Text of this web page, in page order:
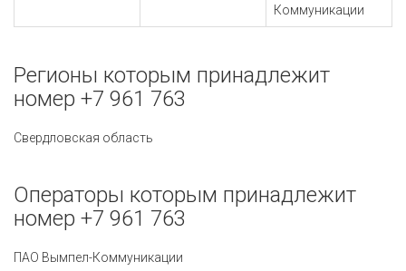
Коммуникации
Регионы которым принадлежит
номер +7 961 763
Свердловская область
Операторы которым принадлежит
номер +7 961 763
ПАО Вымпел-Коммуникации